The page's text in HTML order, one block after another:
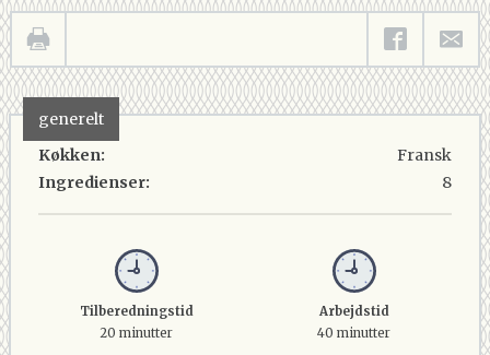
generelt
Køkken:
Ingredienser:
Fransk
8
Tilberedningstid
20 minutter
Arbejdstid
40 minutter